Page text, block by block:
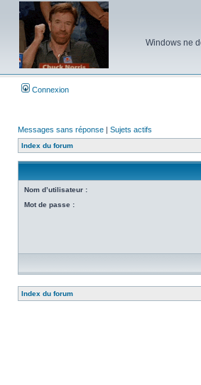
Windows ne
Connexion
Messages sans réponse | Sujets actifs
Index du forum
Nom d’utilisateur :
Mot de passe :
Index du forum